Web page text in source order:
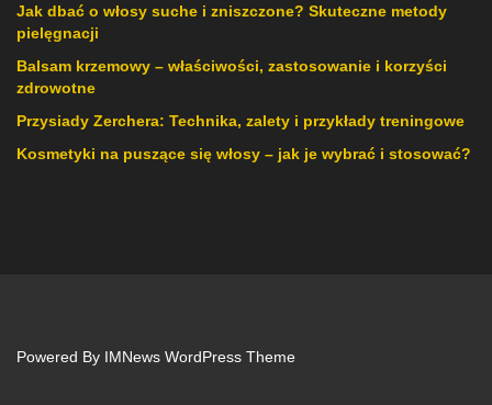
Jak dbać o włosy suche i zniszczone? Skuteczne metody
pielęgnacji
Balsam krzemowy – właściwości, zastosowanie i korzyści
zdrowotne
Przysiady Zerchera: Technika, zalety i przykłady treningowe
Kosmetyki na puszące się włosy – jak je wybrać i stosować?
Powered By IMNews WordPress Theme